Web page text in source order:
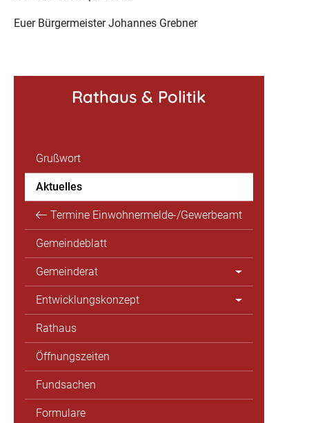
Euer Bürgermeister Johannes Grebner
Rathaus & Politik
Grußwort
Aktuelles
Termine Einwohnermelde-/Gewerbeamt
Gemeindeblatt
Gemeinderat
Entwicklungskonzept
Rathaus
Öffnungszeiten
Fundsachen
Formulare